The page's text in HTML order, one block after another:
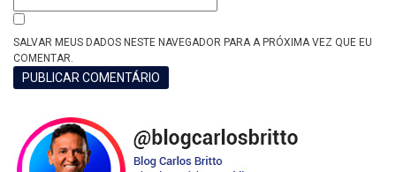
SALVAR MEUS DADOS NESTE NAVEGADOR PARA A PRÓXIMA VEZ QUE EU
COMENTAR.